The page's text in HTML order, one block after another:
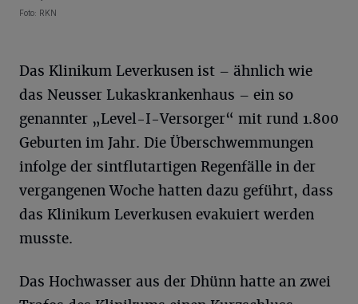
Foto: RKN
Das Klinikum Leverkusen ist – ähnlich wie
das Neusser Lukaskrankenhaus – ein so
genannter „Level-I-Versorger“ mit rund 1.800
Geburten im Jahr. Die Überschwemmungen
infolge der sintflutartigen Regenfälle in der
vergangenen Woche hatten dazu geführt, dass
das Klinikum Leverkusen evakuiert werden
musste.
Das Hochwasser aus der Dhünn hatte an zwei